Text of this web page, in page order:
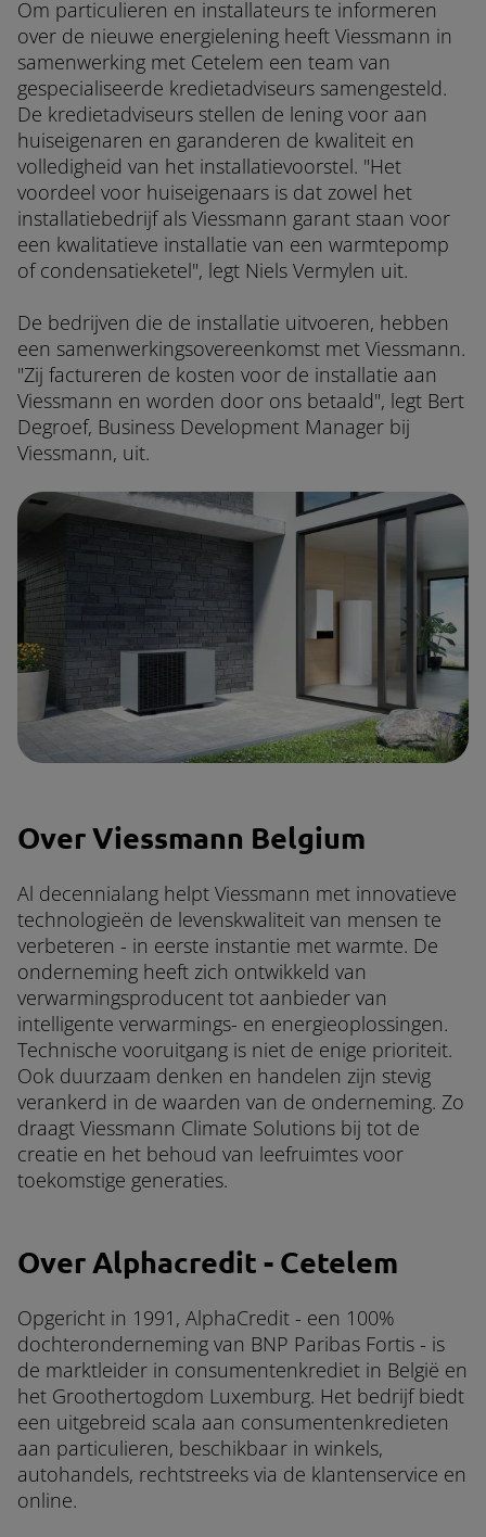
Om particulieren en installateurs te informeren
over de nieuwe energielening heeft Viessmann in
samenwerking met Cetelem een team van
gespecialiseerde kredietadviseurs samengesteld.
De kredietadviseurs stellen de lening voor aan
huiseigenaren en garanderen de kwaliteit en
volledigheid van het installatievoorstel. "Het
voordeel voor huiseigenaars is dat zowel het
installatiebedrijf als Viessmann garant staan voor
een kwalitatieve installatie van een warmtepomp
of condensatieketel", legt Niels Vermylen uit.
De bedrijven die de installatie uitvoeren, hebben
een samenwerkingsovereenkomst met Viessmann.
"Zij factureren de kosten voor de installatie aan
Viessmann en worden door ons betaald", legt Bert
Degroef, Business Development Manager bij
Viessmann, uit.
Over Viessmann Belgium
Al decennialang helpt Viessmann met innovatieve
technologieën de levenskwaliteit van mensen te
verbeteren - in eerste instantie met warmte. De
onderneming heeft zich ontwikkeld van
verwarmingsproducent tot aanbieder van
intelligente verwarmings- en energieoplossingen.
Technische vooruitgang is niet de enige prioriteit.
Ook duurzaam denken en handelen zijn stevig
verankerd in de waarden van de onderneming. Zo
draagt Viessmann Climate Solutions bij tot de
creatie en het behoud van leefruimtes voor
toekomstige generaties.
Over Alphacredit - Cetelem
Opgericht in 1991, AlphaCredit - een 100%
dochteronderneming van BNP Paribas Fortis - is
de marktleider in consumentenkrediet in België en
het Groothertogdom Luxemburg. Het bedrijf biedt
een uitgebreid scala aan consumentenkredieten
aan particulieren, beschikbaar in winkels,
autohandels, rechtstreeks via de klantenservice en
online.